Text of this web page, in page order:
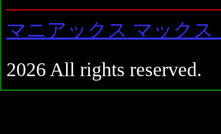
マニアックス マックス
2026 All rights reserved.